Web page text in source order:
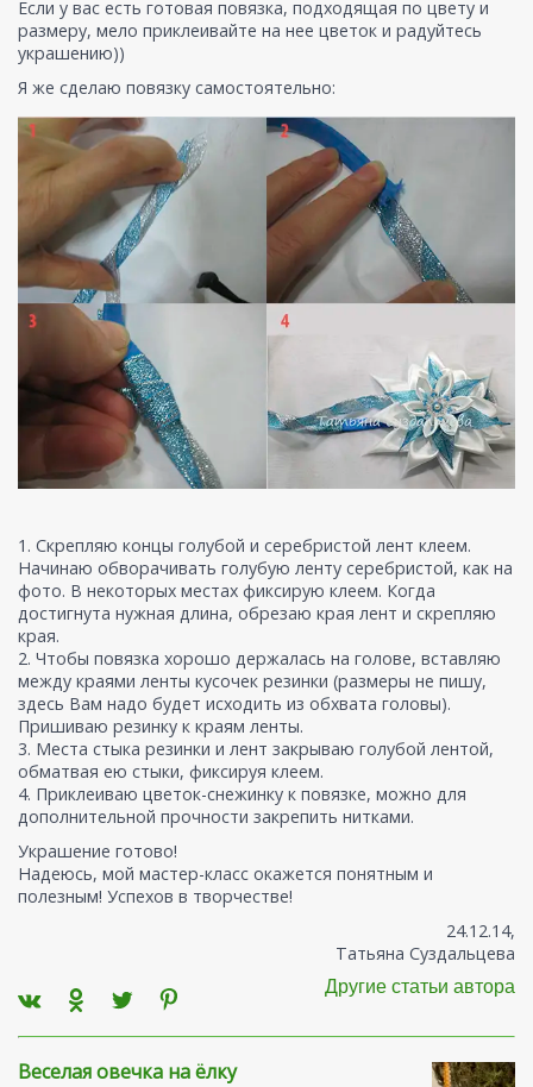
Если у вас есть готовая повязка, подходящая по цвету и
размеру, мело приклеивайте на нее цветок и радуйтесь
украшению))
Я же сделаю повязку самостоятельно:
1. Скрепляю концы голубой и серебристой лент клеем.
Начинаю обворачивать голубую ленту серебристой, как на
фото. В некоторых местах фиксирую клеем. Когда
достигнута нужная длина, обрезаю края лент и скрепляю
края.
2. Чтобы повязка хорошо держалась на голове, вставляю
между краями ленты кусочек резинки (размеры не пишу,
здесь Вам надо будет исходить из обхвата головы).
Пришиваю резинку к краям ленты.
3. Места стыка резинки и лент закрываю голубой лентой,
обматвая ею стыки, фиксируя клеем.
4. Приклеиваю цветок-снежинку к повязке, можно для
дополнительной прочности закрепить нитками.
Украшение готово!
Надеюсь, мой мастер-класс окажется понятным и
полезным! Успехов в творчестве!
24.12.14,
Татьяна Суздальцева
Другие статьи автора
Веселая овечка на ёлку